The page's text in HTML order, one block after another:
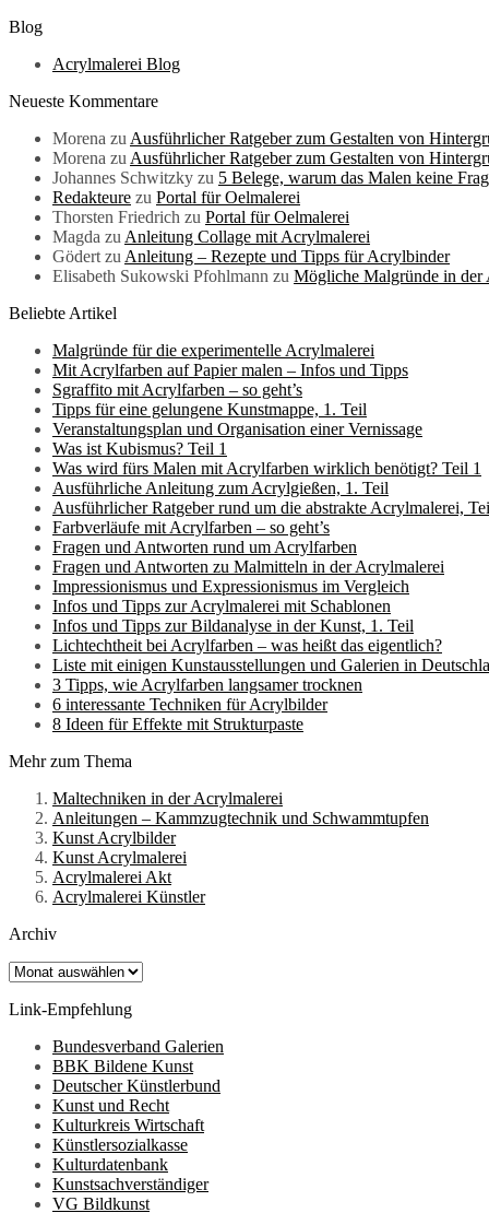
Blog
Acrylmalerei Blog
Neueste Kommentare
Morena zu Ausführlicher Ratgeber zum Gestalten von
Morena zu Ausführlicher Ratgeber zum Gestalten von
Johannes Schwitzky zu 5 Belege, warum das Malen keine
Redakteure zu Portal für Oelmalerei
Thorsten Friedrich zu Portal für Oelmalerei
Magda zu Anleitung Collage mit Acrylmalerei
Gödert zu Anleitung – Rezepte und Tipps für Acrylbinder
Elisabeth Sukowski Pfohlmann zu Mögliche Malgründe in der
Beliebte Artikel
Malgründe für die experimentelle Acrylmalerei
Mit Acrylfarben auf Papier malen – Infos und Tipps
Sgraffito mit Acrylfarben – so geht’s
Tipps für eine gelungene Kunstmappe, 1. Teil
Veranstaltungsplan und Organisation einer Vernissage
Was ist Kubismus? Teil 1
Was wird fürs Malen mit Acrylfarben wirklich benötigt? Teil 1
Ausführliche Anleitung zum Acrylgießen, 1. Teil
Ausführlicher Ratgeber rund um die abstrakte Acrylmalerei,
Farbverläufe mit Acrylfarben – so geht’s
Fragen und Antworten rund um Acrylfarben
Fragen und Antworten zu Malmitteln in der Acrylmalerei
Impressionismus und Expressionismus im Vergleich
Infos und Tipps zur Acrylmalerei mit Schablonen
Infos und Tipps zur Bildanalyse in der Kunst, 1. Teil
Lichtechtheit bei Acrylfarben – was heißt das eigentlich?
Liste mit einigen Kunstausstellungen und Galerien in
3 Tipps, wie Acrylfarben langsamer trocknen
6 interessante Techniken für Acrylbilder
8 Ideen für Effekte mit Strukturpaste
Mehr zum Thema
Maltechniken in der Acrylmalerei
Anleitungen – Kammzugtechnik und Schwammtupfen
Kunst Acrylbilder
Kunst Acrylmalerei
Acrylmalerei Akt
Acrylmalerei Künstler
Archiv
Archiv
Link-Empfehlung
Bundesverband Galerien
BBK Bildene Kunst
Deutscher Künstlerbund
Kunst und Recht
Kulturkreis Wirtschaft
Künstlersozialkasse
Kulturdatenbank
Kunstsachverständiger
VG Bildkunst